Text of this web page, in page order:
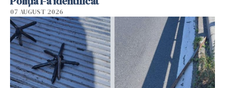
07 AUGUST 2026